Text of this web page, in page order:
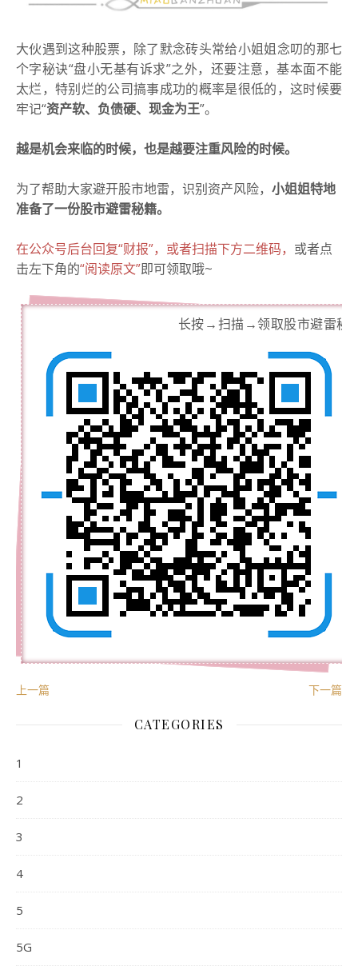
大伙遇到这种股票，除了默念砖头常给小姐姐念叨的那七
个字秘诀“盘小无基有诉求”之外， 还要注意，基本面不能
太烂，特别烂的公司搞事成功的概率是很低的，这时候要
牢记“资产软、负债硬、现金为王”。
越是机会来临的时候，也是越要注重风险的时候。
为了帮助大家避开股市地雷，识别资产风险， 小姐姐特地
准备了一份股市避雷秘籍。
在公众号后台回复“财报”，或者扫描下方二维码， 或者点
击左下角的“阅读原文”即可领取哦~
长按→扫描→领取股市避雷秘
上一篇 下一篇
CATEGORIES
1
2
3
4
5
5G